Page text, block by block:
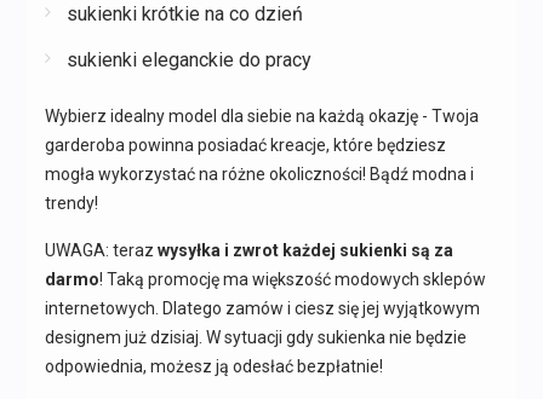
sukienki krótkie na co dzień
sukienki eleganckie do pracy
Wybierz idealny model dla siebie na każdą okazję - Twoja
garderoba powinna posiadać kreacje, które będziesz
mogła wykorzystać na różne okoliczności! Bądź modna i
trendy!
UWAGA: teraz wysyłka i zwrot każdej sukienki są za
darmo! Taką promocję ma większość modowych sklepów
internetowych. Dlatego zamów i ciesz się jej wyjątkowym
designem już dzisiaj. W sytuacji gdy sukienka nie będzie
odpowiednia, możesz ją odesłać bezpłatnie!